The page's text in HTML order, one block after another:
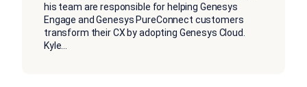
his team are responsible for helping Genesys
Engage and Genesys PureConnect customers
transform their CX by adopting Genesys Cloud.
Kyle